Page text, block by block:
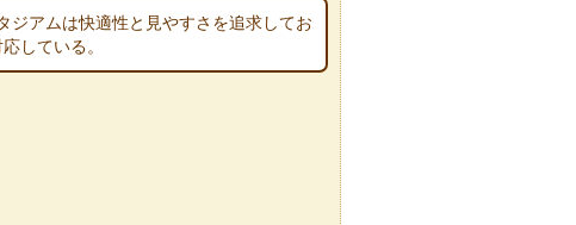
ジアムは快適性と見やすさを追求してお
している。